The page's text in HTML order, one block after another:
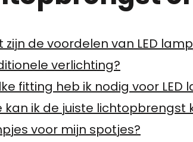
zijn de voordelen van LED
verlichting?
fitting heb ik nodig voor LED
kan ik de juiste lichtopbrengst
voor mijn spotjes?